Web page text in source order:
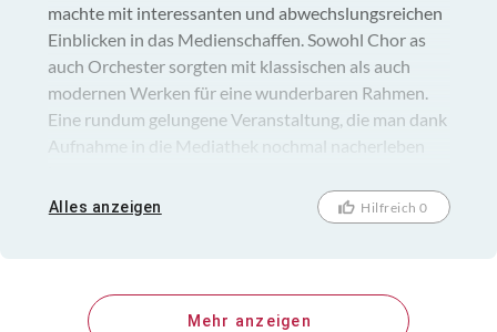
machte mit interessanten und abwechslungsreichen
Einblicken in das Medienschaffen. Sowohl Chor as
auch Orchester sorgten mit klassischen als auch
modernen Werken für eine wunderbaren Rahmen.
Eine rundum gelungene Veranstaltung, die man dank
Aufnahme in die Mediathek nochmal nacherleben
Alles anzeigen Hilfreich 0
Mehr anzeigen